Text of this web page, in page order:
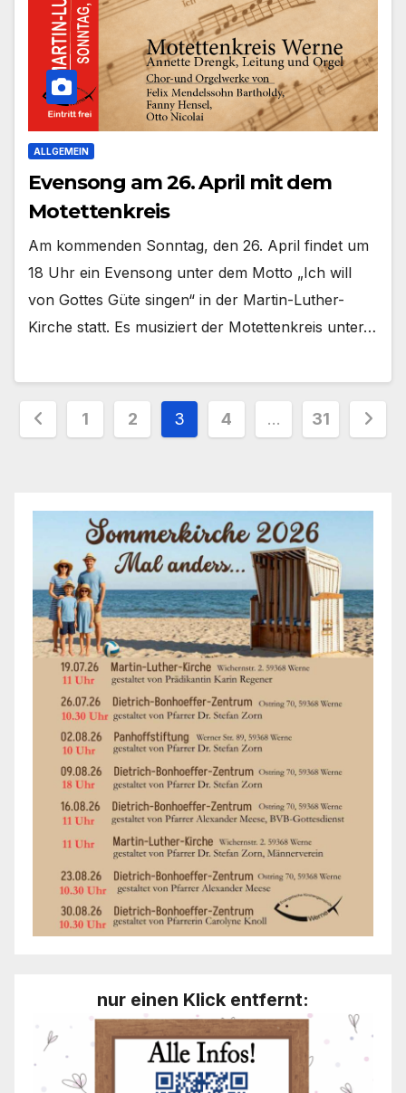
ALLGEMEIN
Evensong am 26. April mit dem
Motettenkreis
Am kom­men­den Sonn­tag, den 26. April fin­det um
18 Uhr ein Even­song unter dem Mot­to „Ich will
von Got­tes Güte sin­gen“ in der Martin-Luther-
Kirche statt. Es musi­ziert der Motet­ten­kreis unter…
Seitennummerierung
1 2 3 4 … 31
nur einen Klick entfernt: